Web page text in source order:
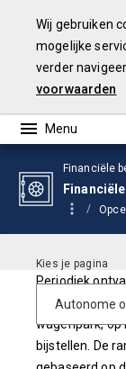
Wij gebruiken
mogelijke
verder
voorwaarden
Financiële
Periodiek
gegevens
wagenpark, op
bijstellen. De